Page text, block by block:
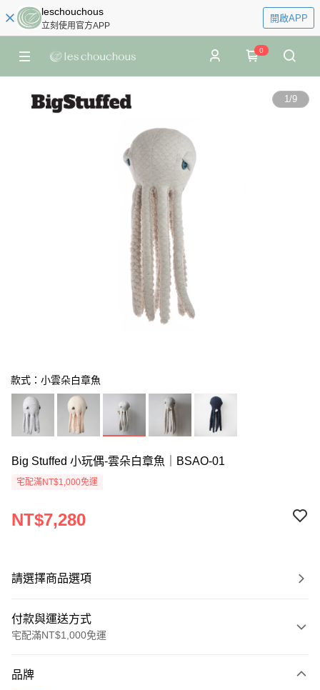
leschouchous
立刻使用官方APP
開啟APP
0
1/9
款式：小雲朵白章魚
Big Stuffed 小玩偶-雲朵白章魚｜BSAO-01
宅配滿NT$1,000免運
NT$7,280
請選擇商品選項
付款與運送方式
宅配滿NT$1,000免運
信用卡一次付款
品牌